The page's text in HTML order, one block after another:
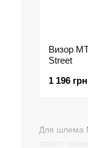
Для шлема
Визор
Street
1 196 грн